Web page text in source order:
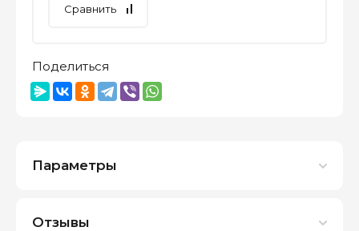
Сравнить
Поделиться
Параметры
Отзывы